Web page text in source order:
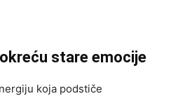
stare emocije
koja podstiče